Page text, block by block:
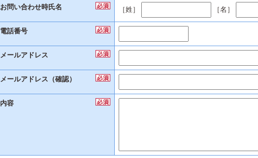
お問い合わせ時氏名 ［姓］ ［名］
電話番号
メールアドレス
メールアドレス（確認）
内容